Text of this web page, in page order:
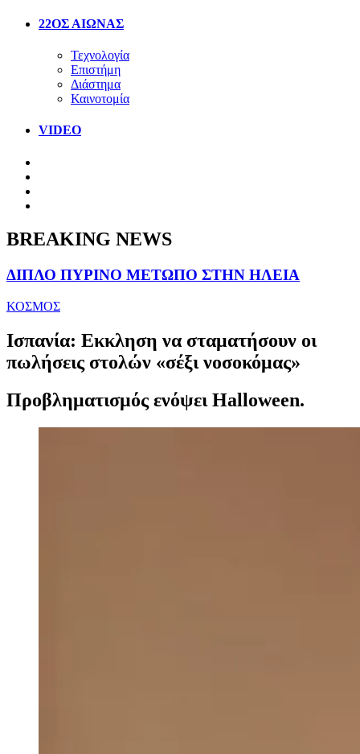
22ΟΣ ΑΙΩΝΑΣ
Τεχνολογία
Επιστήμη
Διάστημα
Καινοτομία
VIDEO
BREAKING NEWS
ΔΙΠΛΟ ΠΥΡΙΝΟ ΜΕΤΩΠΟ ΣΤΗΝ ΗΛΕΙΑ
ΚΟΣΜΟΣ
Ισπανία: Εκκληση να σταματήσουν οι
πωλήσεις στολών «σέξι νοσοκόμας»
Προβληματισμός ενόψει Halloween.